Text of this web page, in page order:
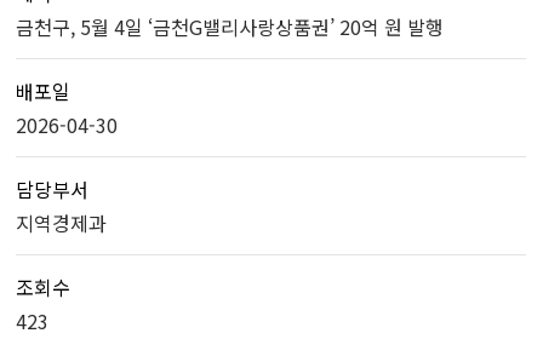
금천구, 5월 4일 ‘금천G밸리사랑상품권’ 20억 원 발행
배포일
2026-04-30
담당부서
지역경제과
조회수
423